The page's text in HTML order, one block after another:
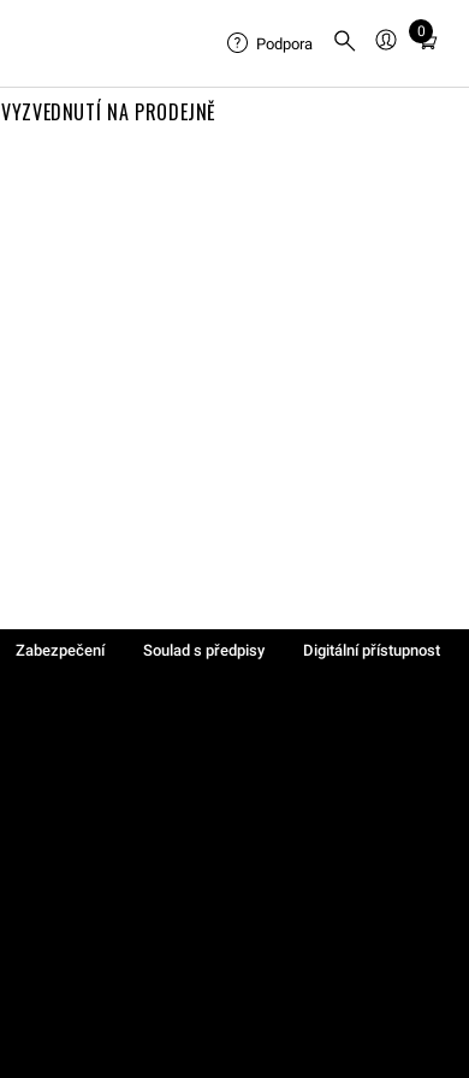
VYZVEDNUTÍ NA PRODEJNĚ
Podpora
0
Total
in
Zabezpečení Soulad s předpisy
Digitální přístupnost